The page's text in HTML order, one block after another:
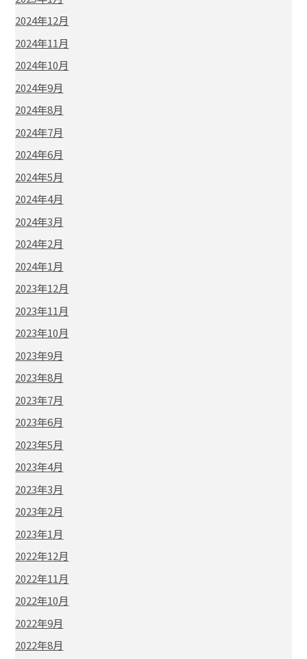
2024年12月
2024年11月
2024年10月
2024年9月
2024年8月
2024年7月
2024年6月
2024年5月
2024年4月
2024年3月
2024年2月
2024年1月
2023年12月
2023年11月
2023年10月
2023年9月
2023年8月
2023年7月
2023年6月
2023年5月
2023年4月
2023年3月
2023年2月
2023年1月
2022年12月
2022年11月
2022年10月
2022年9月
2022年8月